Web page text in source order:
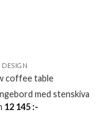
DESIGN
coffee table
med stenskiva
12 145 :-